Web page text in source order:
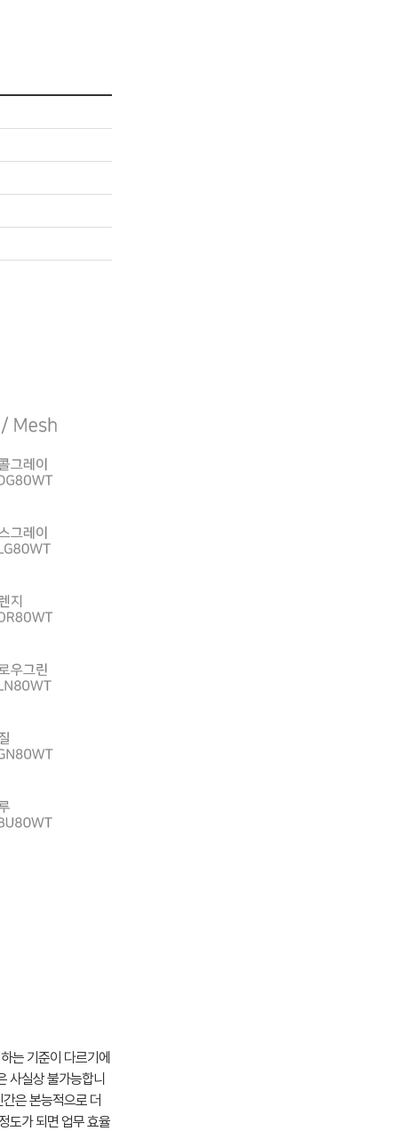
는 기준이 다르기에
사실상 불가능합니
은 본능적으로 더
도가 되면 업무 효율